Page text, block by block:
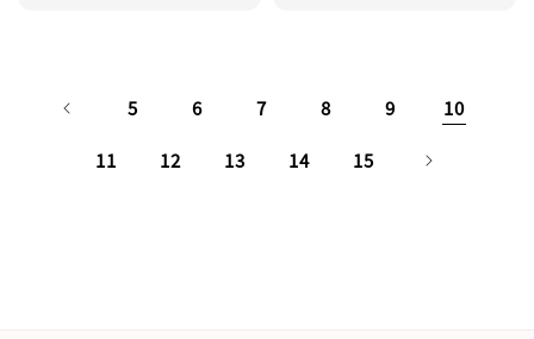
5 6 7 8 9 10
11 12 13 14 15